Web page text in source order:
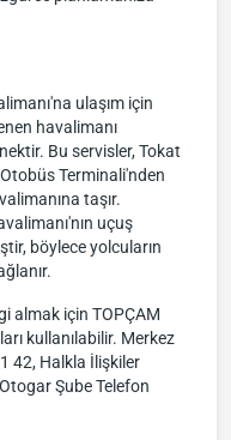
ulaşım için
havalimanı
Bu servisler, Tokat
Terminali'nden
taşır.
uçuş
böylece yolcuların
almak için TOPÇAM
kullanılabilir. Merkez
42, Halkla İlişkiler
Şube Telefon